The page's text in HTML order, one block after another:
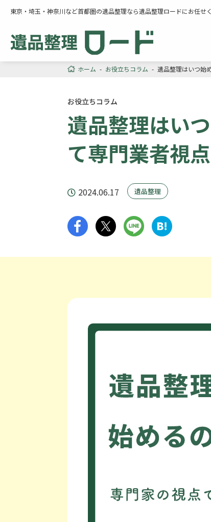
東京・埼玉・神奈川など首都圏の遺品整理なら遺品整理ロードにお任せ
ホーム - お役立ちコラム - 遺品整理はいつ始
お役立ちコラム
遺品整理はい
て専門業者視
2024.06.17 遺品整理